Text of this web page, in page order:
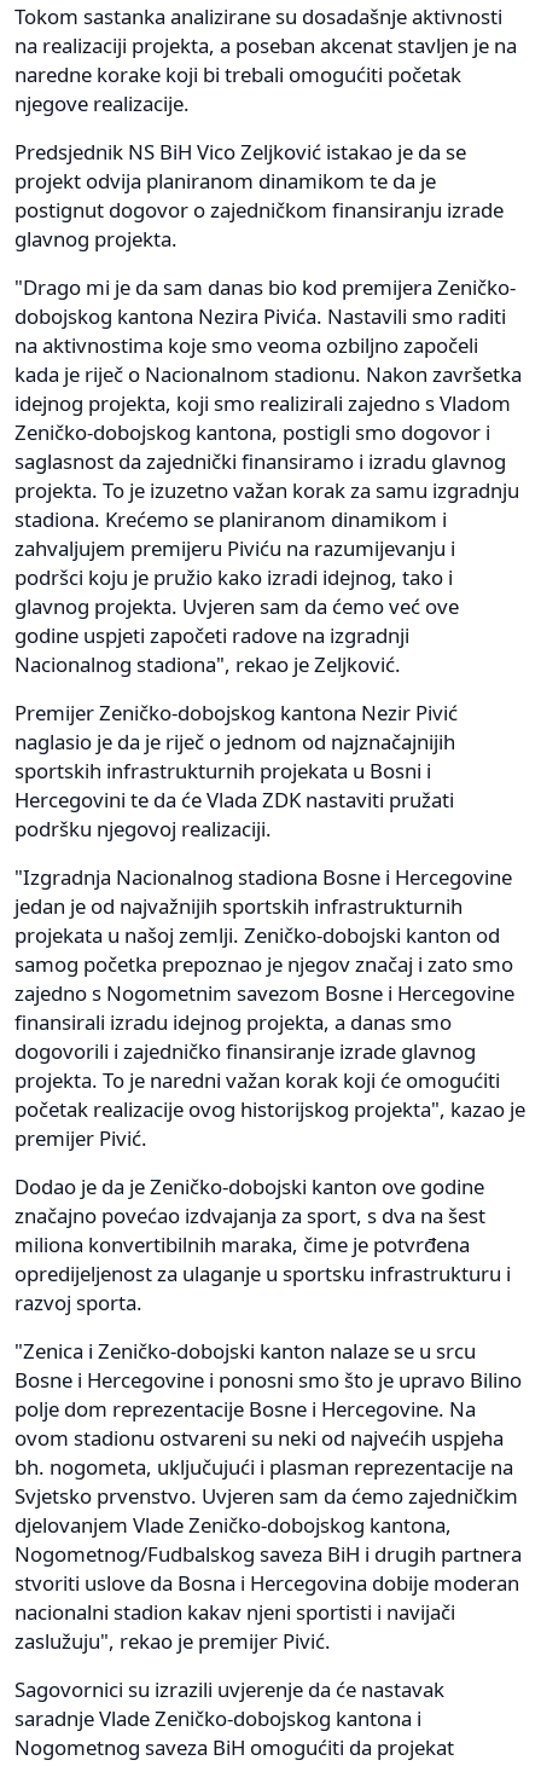
Tokom sastanka analizirane su dosadašnje aktivnosti
na realizaciji projekta, a poseban akcenat stavljen je na
naredne korake koji bi trebali omogućiti početak
njegove realizacije.
Predsjednik NS BiH Vico Zeljković istakao je da se
projekt odvija planiranom dinamikom te da je
postignut dogovor o zajedničkom finansiranju izrade
glavnog projekta.
"Drago mi je da sam danas bio kod premijera Zeničko-
dobojskog kantona Nezira Pivića. Nastavili smo raditi
na aktivnostima koje smo veoma ozbiljno započeli
kada je riječ o Nacionalnom stadionu. Nakon završetka
idejnog projekta, koji smo realizirali zajedno s Vladom
Zeničko-dobojskog kantona, postigli smo dogovor i
saglasnost da zajednički finansiramo i izradu glavnog
projekta. To je izuzetno važan korak za samu izgradnju
stadiona. Krećemo se planiranom dinamikom i
zahvaljujem premijeru Piviću na razumijevanju i
podršci koju je pružio kako izradi idejnog, tako i
glavnog projekta. Uvjeren sam da ćemo već ove
godine uspjeti započeti radove na izgradnji
Nacionalnog stadiona", rekao je Zeljković.
Premijer Zeničko-dobojskog kantona Nezir Pivić
naglasio je da je riječ o jednom od najznačajnijih
sportskih infrastrukturnih projekata u Bosni i
Hercegovini te da će Vlada ZDK nastaviti pružati
podršku njegovoj realizaciji.
"Izgradnja Nacionalnog stadiona Bosne i Hercegovine
jedan je od najvažnijih sportskih infrastrukturnih
projekata u našoj zemlji. Zeničko-dobojski kanton od
samog početka prepoznao je njegov značaj i zato smo
zajedno s Nogometnim savezom Bosne i Hercegovine
finansirali izradu idejnog projekta, a danas smo
dogovorili i zajedničko finansiranje izrade glavnog
projekta. To je naredni važan korak koji će omogućiti
početak realizacije ovog historijskog projekta", kazao je
premijer Pivić.
Dodao je da je Zeničko-dobojski kanton ove godine
značajno povećao izdvajanja za sport, s dva na šest
miliona konvertibilnih maraka, čime je potvrđena
opredijeljenost za ulaganje u sportsku infrastrukturu i
razvoj sporta.
"Zenica i Zeničko-dobojski kanton nalaze se u srcu
Bosne i Hercegovine i ponosni smo što je upravo Bilino
polje dom reprezentacije Bosne i Hercegovine. Na
ovom stadionu ostvareni su neki od najvećih uspjeha
bh. nogometa, uključujući i plasman reprezentacije na
Svjetsko prvenstvo. Uvjeren sam da ćemo zajedničkim
djelovanjem Vlade Zeničko-dobojskog kantona,
Nogometnog/Fudbalskog saveza BiH i drugih partnera
stvoriti uslove da Bosna i Hercegovina dobije moderan
nacionalni stadion kakav njeni sportisti i navijači
zaslužuju", rekao je premijer Pivić.
Sagovornici su izrazili uvjerenje da će nastavak
saradnje Vlade Zeničko-dobojskog kantona i
Nogometnog saveza BiH omogućiti da projekat